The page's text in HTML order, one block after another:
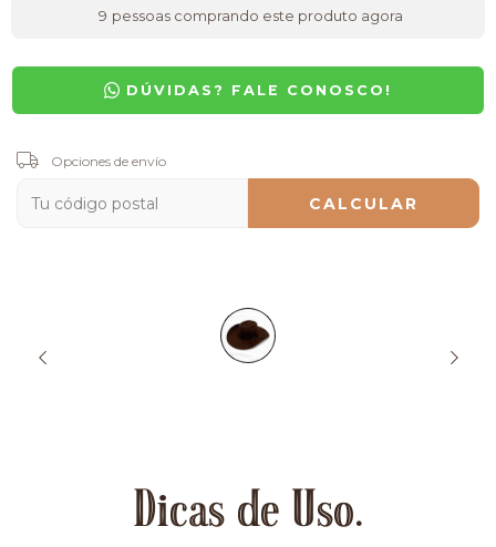
9 pessoas comprando este produto agora
DÚVIDAS? FALE CONOSCO!
Entregas para el CP:
Opciones de envío
CALCULAR
Dicas de Uso.